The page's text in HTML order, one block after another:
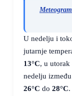
U nedelju i
jutarnje
13°C, u utorak
nedelju između
26°C do 28°C